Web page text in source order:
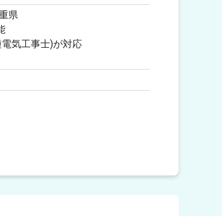
県
気工事士)が対応